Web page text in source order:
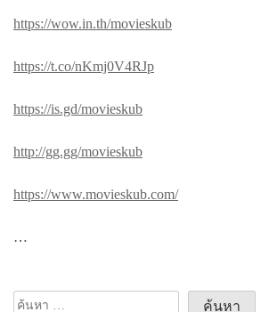
https://wow.in.th/movieskub
https://t.co/nKmj0V4RJp
https://is.gd/movieskub
http://gg.gg/movieskub
https://www.movieskub.com/
…
ค้นหา